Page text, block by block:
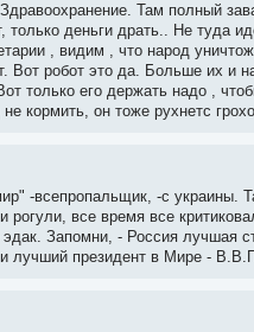
Там полный
только деньги драть.. Не туда
, видим , что народ
Вот робот это да. Больше их и
только его держать надо ,
кормить, он тоже рухнетс
-всепропальщик, -с украины.
рогули, все время все
эдак. Запомни, - Россия лучшая
лучший президент в Мире -